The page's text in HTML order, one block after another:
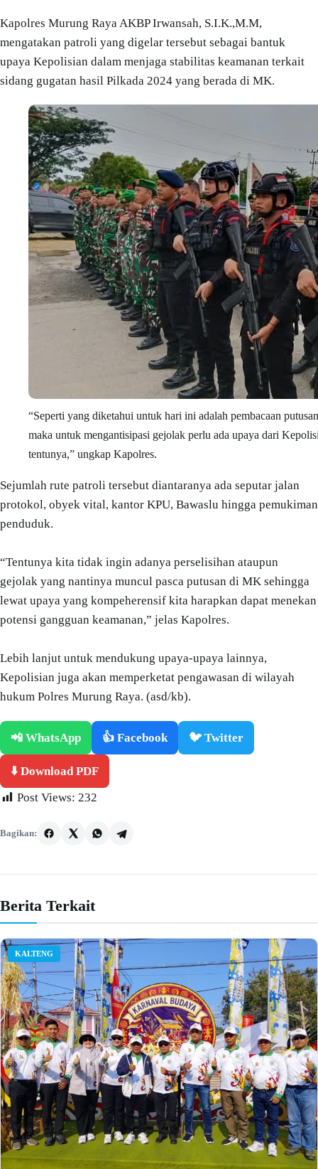
Kapolres Murung Raya AKBP Irwansah, S.I.K.,M.M,
mengatakan patroli yang digelar tersebut sebagai bantuk
upaya Kepolisian dalam menjaga stabilitas keamanan terkait
sidang gugatan hasil Pilkada 2024 yang berada di MK.
“Seperti yang diketahui untuk hari ini adalah pembacaan
maka untuk mengantisipasi gejolak perlu ada upaya dari
tentunya,” ungkap Kapolres.
Sejumlah rute patroli tersebut diantaranya ada seputar jalan
protokol, obyek vital, kantor KPU, Bawaslu hingga pemukiman
penduduk.
“Tentunya kita tidak ingin adanya perselisihan ataupun
gejolak yang nantinya muncul pasca putusan di MK sehingga
lewat upaya yang kompeherensif kita harapkan dapat menekan
potensi gangguan keamanan,” jelas Kapolres.
Lebih lanjut untuk mendukung upaya-upaya lainnya,
Kepolisian juga akan memperketat pengawasan di wilayah
hukum Polres Murung Raya. (asd/kb).
📲 WhatsApp 👍 Facebook 🐦 Twitter
⬇️ Download PDF
Post Views: 232
Bagikan:
Berita Terkait
KALTENG